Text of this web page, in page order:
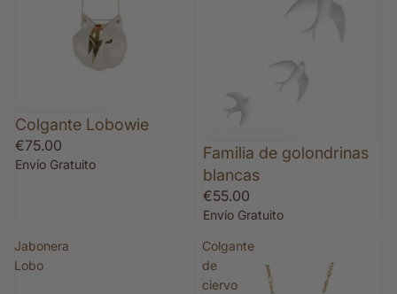
Colgante Lobowie
€75.00
Envío Gratuito
Familia de golondrinas
blancas
€55.00
Envío Gratuito
Jabonera
Lobo
Colgante
de
ciervo